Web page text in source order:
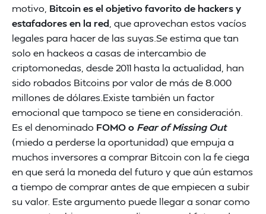
motivo, Bitcoin es el objetivo favorito de hackers y
estafadores en la red , que aprovechan estos vacíos
legales para hacer de las suyas.Se estima que tan
solo en hackeos a casas de intercambio de
criptomonedas, desde 2011 hasta la actualidad, han
sido robados Bitcoins por valor de más de 8.000
millones de dólares.Existe también un factor
emocional que tampoco se tiene en consideración.
Es el denominado FOMO o Fear of Missing Out
(miedo a perderse la oportunidad) que empuja a
muchos inversores a comprar Bitcoin con la fe ciega
en que será la moneda del futuro y que aún estamos
a tiempo de comprar antes de que empiecen a subir
su valor. Este argumento puede llegar a sonar como